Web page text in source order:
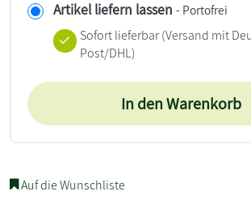
Artikel liefern lassen - Portofrei
Sofort lieferbar(Versand mit
Post/DHL)
In den Warenkorb
Auf die Wunschliste